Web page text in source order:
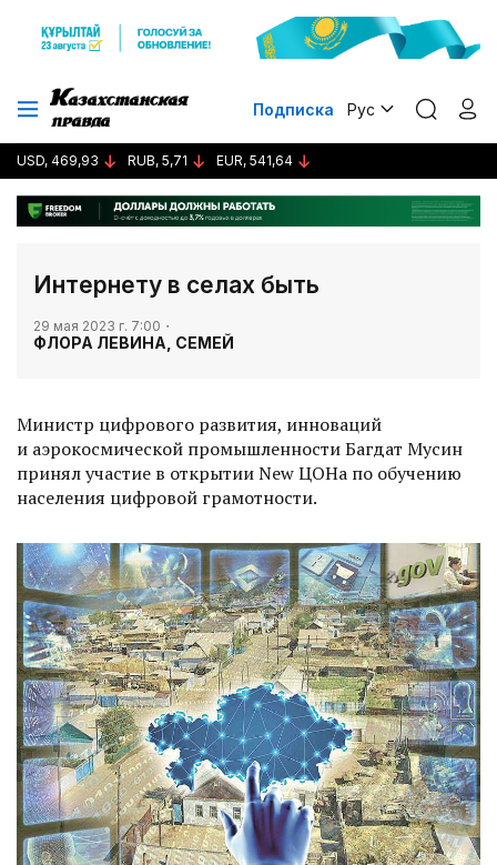
Подписка Рус
USD, 469,93 RUB, 5,71 EUR, 541,64
Интернету в селах быть
29 мая 2023 г. 7:00
ФЛОРА ЛЕВИНА, СЕМЕЙ
Министр цифрового развития, инноваций
и аэрокосмической промышленности Багдат Мусин
принял участие в открытии New ЦОНа по обучению
населения цифровой грамотности.